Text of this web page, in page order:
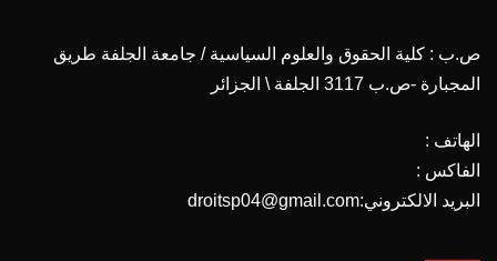
ص.ب : كلية الحقوق والعلوم السياسية / جامعة الجلفة طريق
المجبارة -ص.ب 3117 الجلفة \ الجزائر
الهاتف :
الفاكس :
البريد الالكتروني:droitsp04@gmail.com